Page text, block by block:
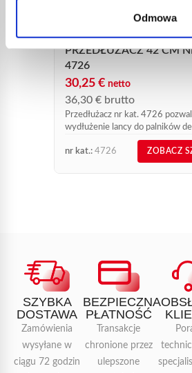
Odmowa
PRZEDŁUŻACZ 42 CM
4726
30,25 € netto
36,30 € brutto
Przedłużacz nr kat. 4726
wydłużenie lancy do palników
starszych modeli palników do
odchwaszczania Jardi’Flam nr
nr kat.: 4726 ZOBACZ
SZYBKA
DOSTAWA
Zamówienia
wysyłane w
ciągu 72 godzin
BEZPIECZNA
PŁATNOŚĆ
Transakcje
chronione przez
ulepszone